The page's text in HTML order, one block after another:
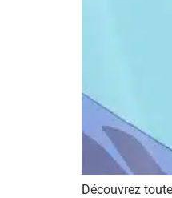
Découvrez